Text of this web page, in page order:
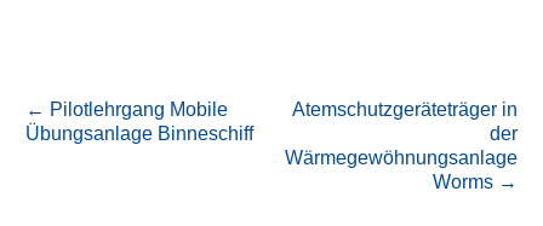
← Pilotlehrgang Mobile
Übungsanlage Binneschiff
Atemschutzgeräteträger in
der
Wärmegewöhnungsanlage
Worms →